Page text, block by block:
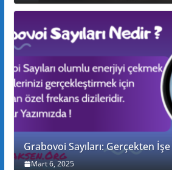
Grabovoi Sayıları: Gerçekten
Mart 6, 2025